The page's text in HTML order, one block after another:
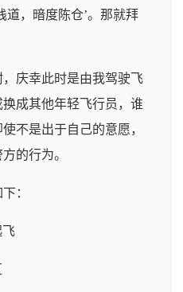
道，暗度陈仓’。那就拜
庆幸此时是由我驾驶飞
成其他年轻飞行员，谁
不是出于自己的意愿，
的行为。
：
飞